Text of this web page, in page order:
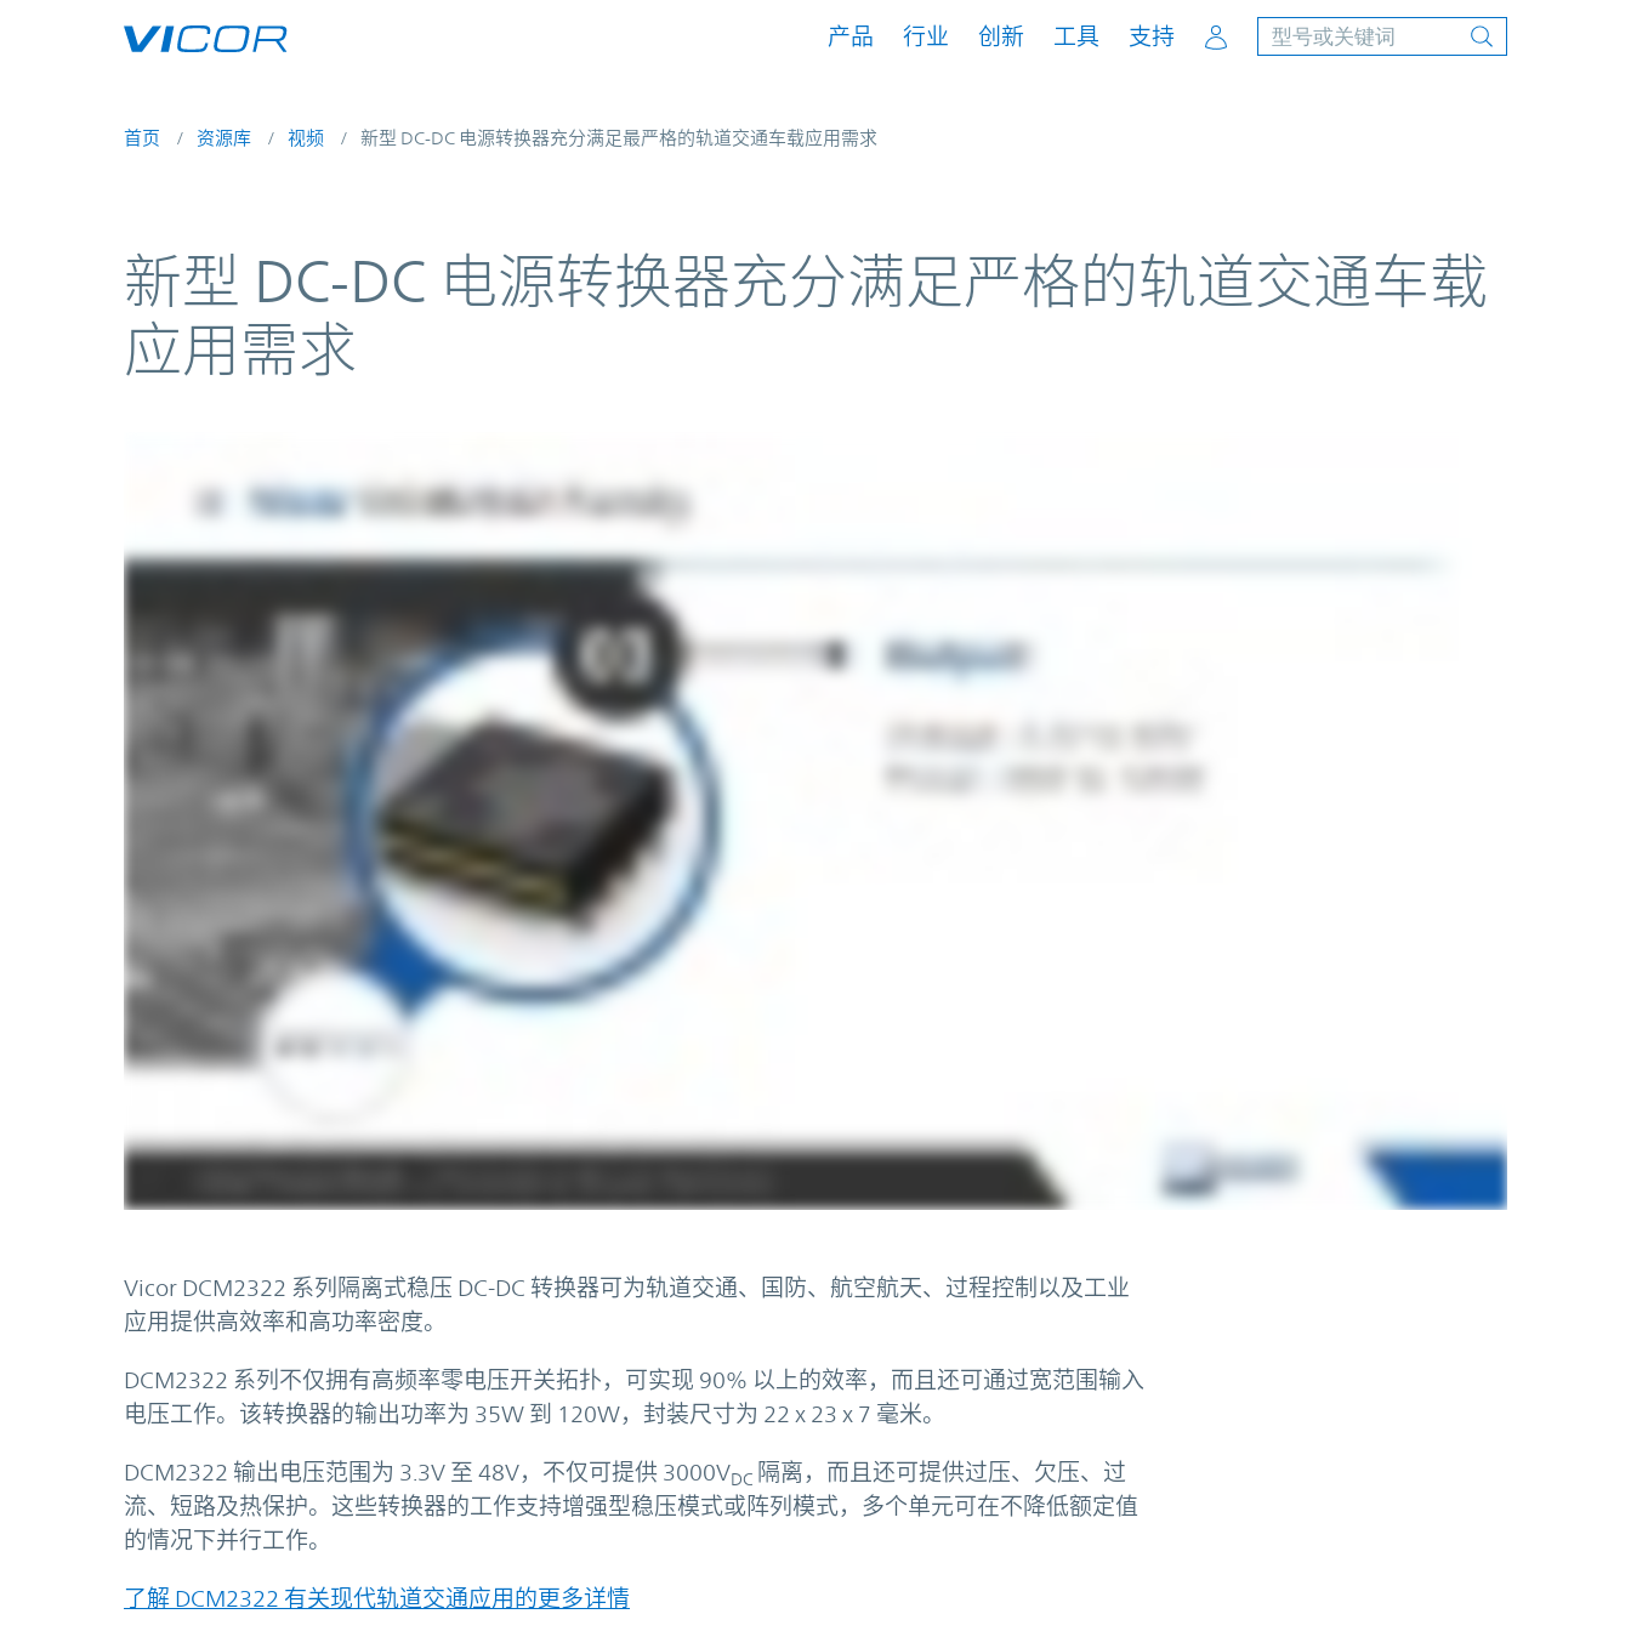
产品 行业 创新 工具 支持 Account
首页 资源库 视频 新型 DC-DC 电源转换器充分满足最严格的轨道交通车载应用需求
新型 DC-DC 电源转换器充分满足严格的轨道交通车载
应用需求
Vicor DCM2322 系列隔离式稳压 DC-DC 转换器可为轨道交通、国防、航空航天、过程控制以及工业
应用提供高效率和高功率密度。
DCM2322 系列不仅拥有高频率零电压开关拓扑，可实现 90% 以上的效率，而且还可通过宽范围输入
电压工作。该转换器的输出功率为 35W 到 120W，封装尺寸为 22 x 23 x 7 毫米。
DCM2322 输出电压范围为 3.3V 至 48V，不仅可提供 3000VDC 隔离，而且还可提供过压、欠压、过
流、短路及热保护。这些转换器的工作支持增强型稳压模式或阵列模式，多个单元可在不降低额定值
的情况下并行工作。
了解 DCM2322 有关现代轨道交通应用的更多详情